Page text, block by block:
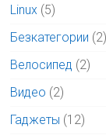
Linux (5)
Безкатегории (2)
Велосипед (2)
Видео (2)
Гаджеты (12)